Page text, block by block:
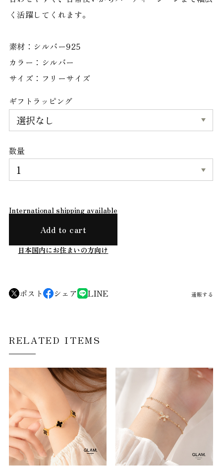
く活躍してくれます。
素材：シルバー925
カラー：シルバー
サイズ：フリーサイズ
ギフトラッピング
数量
International shipping available
Add to cart
日本国内にお住まいの方向け
ポスト シェア LINE 通報する
RELATED ITEMS